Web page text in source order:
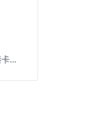
用香港卡注册whatsapp,香港卡不能注册whatsapp